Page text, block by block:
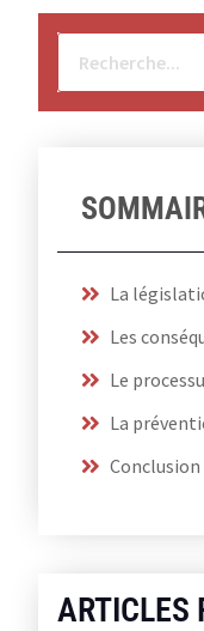
La
Le
La
Conclusion
ARTICLES